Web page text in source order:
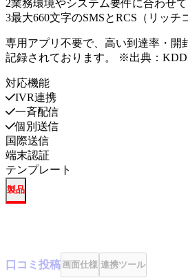
2業務環境やシステム要件に合わせ
3最大660文字のSMSとRCS（リッ
専用アプリ不要で、高い到達率・
記録されております。 ※出典：KDDI
対応機能
IVR連携
一斉配信
個別送信
国際送信
端末認証
テンプレート
製品
口コミ 投稿画面仕様 連携ツール